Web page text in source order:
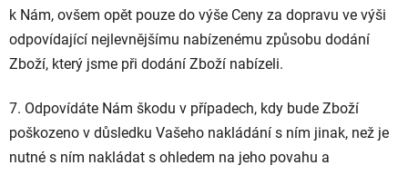
k Nám, ovšem opět pouze do výše Ceny za dopravu ve výši
odpovídající nejlevnějšímu nabízenému způsobu dodání
Zboží, který jsme při dodání Zboží nabízeli.
7. Odpovídáte Nám škodu v případech, kdy bude Zboží
poškozeno v důsledku Vašeho nakládání s ním jinak, než je
nutné s ním nakládat s ohledem na jeho povahu a